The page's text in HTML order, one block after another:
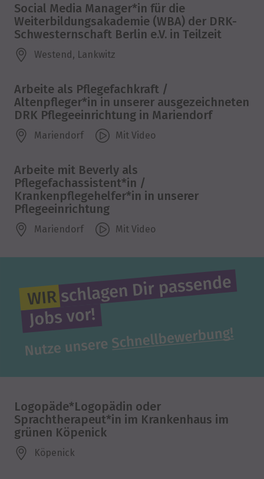
Social Media Manager*in für die
Weiterbildungsakademie (WBA) der DRK-
Schwesternschaft Berlin e.V. in Teilzeit
Westend, Lankwitz
Arbeite als Pflegefachkraft /
Altenpfleger*in in unserer ausgezeichneten
DRK Pflegeeinrichtung in Mariendorf
Mariendorf Mit Video
Arbeite mit Beverly als
Pflegefachassistent*in /
Krankenpflegehelfer*in in unserer
Pflegeeinrichtung
Mariendorf Mit Video
Logopäde*Logopädin oder
Sprachtherapeut*in im Krankenhaus im
grünen Köpenick
Köpenick